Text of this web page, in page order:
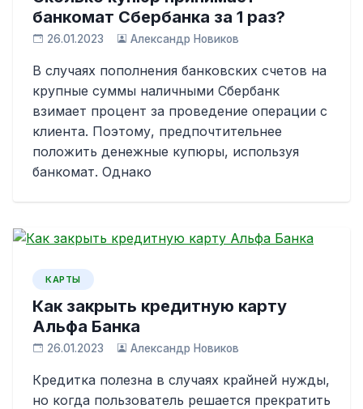
банкомат Сбербанка за 1 раз?
26.01.2023 Александр Новиков
В случаях пополнения банковских счетов на
крупные суммы наличными Сбербанк
взимает процент за проведение операции с
клиента. Поэтому, предпочтительнее
положить денежные купюры, используя
банкомат. Однако
КАРТЫ
Как закрыть кредитную карту
Альфа Банка
26.01.2023 Александр Новиков
Кредитка полезна в случаях крайней нужды,
но когда пользователь решается прекратить